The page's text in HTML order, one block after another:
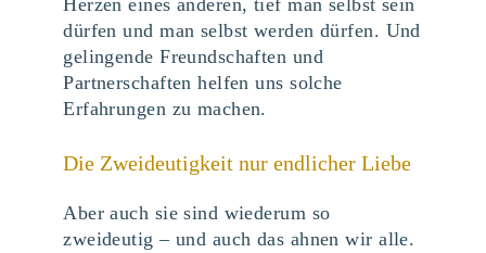
dürfen und man selbst werden dürfen. Und
gelingende Freundschaften und
Partnerschaften helfen uns solche
Erfahrungen zu machen.
Die Zweideutigkeit nur endlicher Liebe
Aber auch sie sind wiederum so
zweideutig – und auch das ahnen wir alle.